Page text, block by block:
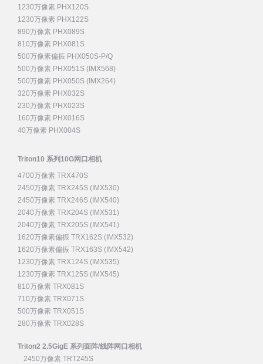
1230万像素 PHX120S
1230万像素 PHX122S
890万像素 PHX089S
810万像素 PHX081S
500万像素偏振 PHX050S-P/Q
500万像素 PHX051S (IMX568)
500万像素 PHX050S (IMX264)
320万像素 PHX032S
230万像素 PHX023S
160万像素 PHX016S
40万像素 PHX004S
Triton10 系列10G网口相机
4700万像素 TRX470S
2450万像素 TRX245S (IMX530)
2450万像素 TRX246S (IMX540)
2040万像素 TRX204S (IMX531)
2040万像素 TRX205S (IMX541)
1620万像素偏振 TRX162S (IMX532)
1620万像素偏振 TRX163S (IMX542)
1230万像素 TRX124S (IMX535)
1230万像素 TRX125S (IMX545)
810万像素 TRX081S
710万像素 TRX071S
500万像素 TRX051S
280万像素 TRX028S
Triton2 2.5GigE 系列面阵/线阵网口相机
2450万像素 TRT245S